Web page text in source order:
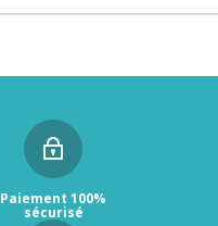
Paiement 100%
sécurisé